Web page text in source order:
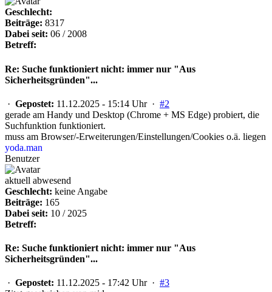
Geschlecht:
Beiträge: 8317
Dabei seit: 06 / 2008
Betreff:
Re: Suche funktioniert nicht: immer nur "Aus
Sicherheitsgründen"...
· Gepostet: 11.12.2025 - 15:14 Uhr · #2
gerade am Handy und Desktop (Chrome + MS Edge) probiert, die
Suchfunktion funktioniert.
muss am Browser/-Erweiterungen/Einstellungen/Cookies o.ä. liegen
yoda.man
Benutzer
aktuell abwesend
Geschlecht: keine Angabe
Beiträge: 165
Dabei seit: 10 / 2025
Betreff:
Re: Suche funktioniert nicht: immer nur "Aus
Sicherheitsgründen"...
· Gepostet: 11.12.2025 - 17:42 Uhr · #3